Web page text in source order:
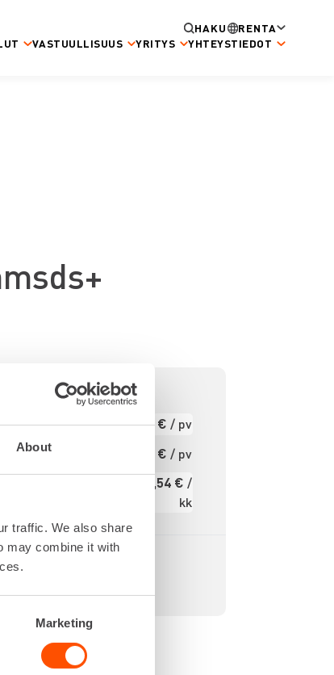
About
traffic. We also share
may combine it with
Marketing
HAKU
RENTA
VASTUULLISUUS YRITYS YHTEYSTIEDOT
Ensimmäinen pv 4,97 € / pv
Seuraavat pv 3,97 € / pv
59,54 € /
kk
Alv 0 %